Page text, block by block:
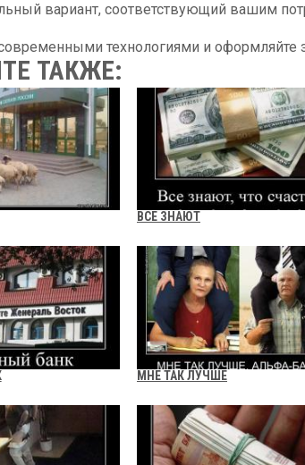
вариант, соответствующий вашим
технологиями и оформляйте
ТАКЖЕ:
ВСЕ ЗНАЮТ
МНЕ ТАК ЛУЧШЕ